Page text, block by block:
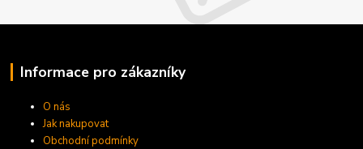
Informace pro zákazníky
O nás
Jak nakupovat
Obchodní podmínky